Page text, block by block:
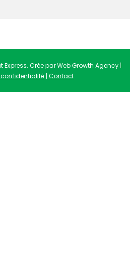
Crée par Web Growth Agency |
| Contact